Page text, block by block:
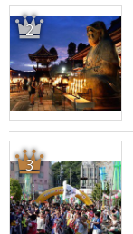
2
3